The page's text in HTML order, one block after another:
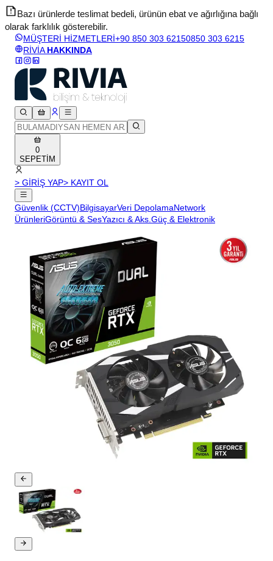
Bazı ürünlerde teslimat bedeli, ürünün ebat ve ağırlığına bağlı
olarak farklılık gösterebilir.
MÜŞTERİ HİZMETLERİ+90 850 303 62150850 303 6215
RİVİA HAKKINDA
0
SEPETİM
> GİRİŞ YAP> KAYIT OL
Güvenlik (CCTV)BilgisayarVeri DepolamaNetwork
ÜrünleriGörüntü & SesYazıcı & Aks.Güç & Elektronik